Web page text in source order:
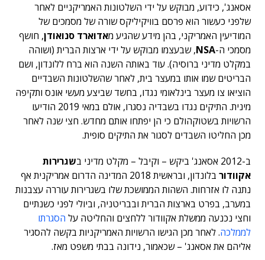
אסאנג', כידוע, מבוקש על ידי השלטונות האמריקניים לאחר
שלפני כעשור הוא פרסם בוויקיליקס שורה של מסמכים של
המודיעין האמריקני, בהן מידע שהגיע מאדוארד סנואודן, חושף
מסמכי ה-NSA, שבעצמו מבוקש על ידי ארצות הברית (ושוהה
במקלט מדיני ברוסיה). עוד באותה השנה הוא ברח ללונדון, ושם
הבריטים שמו אותו במעצר בית, לאחר שהשלטונות השבדיים
הוציאו צו מעצר בינלאומי נגדו, בחשד שביצע מעשי אונס ותקיפה
מינית. התיקים נגדו בשבדיה נסגרו, אולם במאי 2019 הודיעו
הרשויות בשטוקהולם כי הן יפתחו אותם מחדש. חצי שנה לאחר
מכן החליטו השבדים לסגור את התיקים סופית.
ב-2012 אסאנג' ביקש – וקיבל – מקלט מדיני ב
שגרירות
אקוודור
בלונדון, ובראשית 2018 המדינה הדרום אמריקנית אף
נתנה לו אזרחות. השהות הממושכת שלו בשגרירות עוררה עצבנות
במערב, בפרט בארצות הברית ובבריטניה, וביולי לפני כשנתיים
וחצי נכנעה ממשלת אקוודור ללחצים והחליטה על הסגרתו
לממלכה. לאחר מכן הגישו הרשויות האמריקניות בקשה להסגיר
אליהם את אסאנג' – שכאמור, נידונה בבתי משפט מאז.